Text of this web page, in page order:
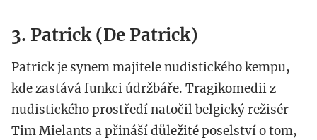
3. Patrick (De Patrick)
Patrick je synem majitele nudistického kempu,
kde zastává funkci údržbáře. Tragikomedii z
nudistického prostředí natočil belgický režisér
Tim Mielants a přináší důležité poselství o tom,